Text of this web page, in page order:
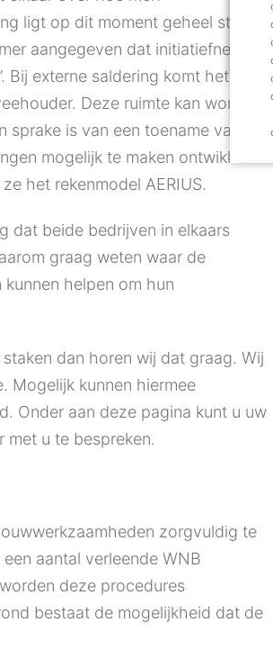
ligt op dit moment geheel stil.
aangegeven dat initiatiefnemers
Bij externe saldering komt het er op
Deze ruimte kan worden
is van een toename van
mogelijk te maken ontwikkelt
het rekenmodel AERIUS.
dat beide bedrijven in elkaars
graag weten waar de
helpen om hun
dan horen wij dat graag. Wij
Mogelijk kunnen hiermee
Onder aan deze pagina kunt u uw
u te bespreken.
zorgvuldig te
aantal verleende WNB
deze procedures
bestaat de mogelijkheid dat de